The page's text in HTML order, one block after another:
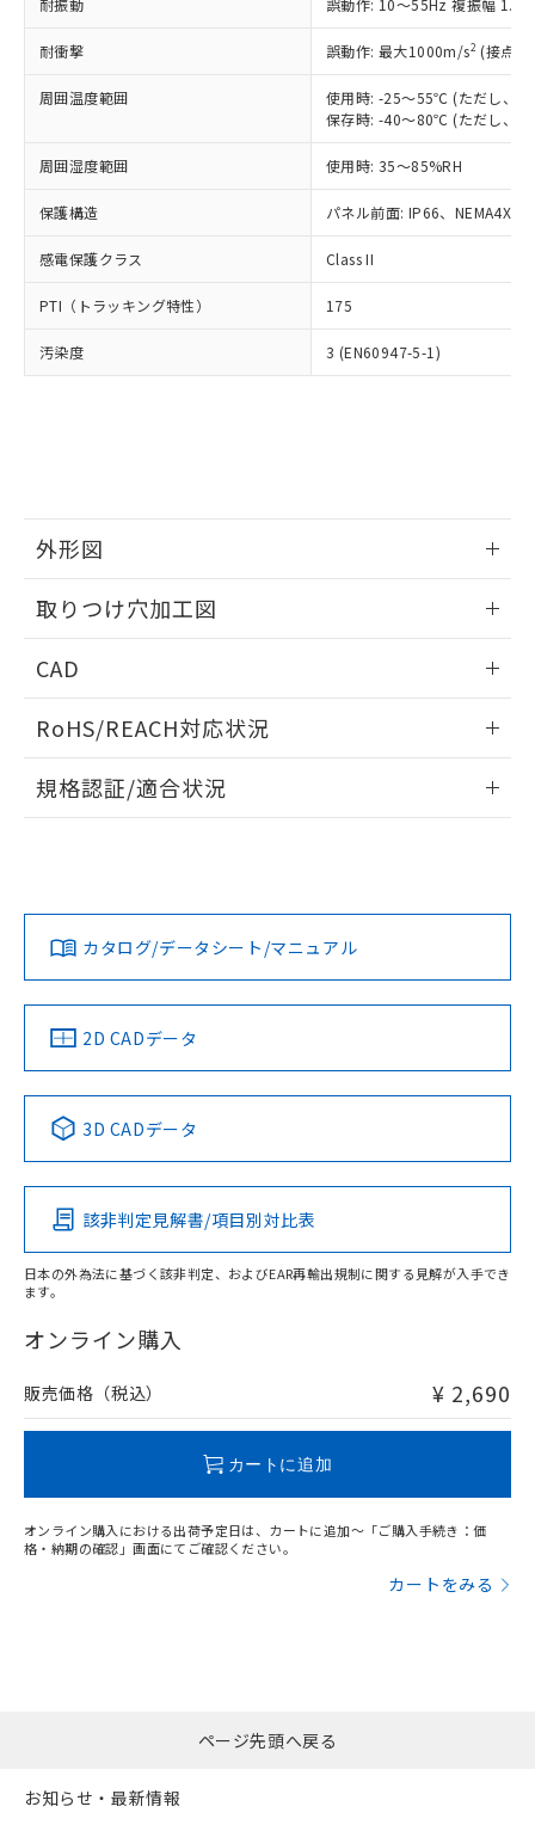
耐振動 誤動作: 10～55Hz 複振幅
耐衝撃 誤動作: 最大1000m/s2 (接点
周囲温度範囲
使用時: -25～55℃ (ただし、氷
保存時: -40～80℃ (ただし、氷
周囲湿度範囲 使用時: 35～85%RH
保護構造 パネル前面: IP66、NEMA4X,
感電保護クラス Class II
PTI（トラッキング特性） 175
汚染度 3 (EN60947-5-1)
外形図
取りつけ穴加工図
CAD
ドすることができます。
ログイン/会員登録
ダウンロードデータをご利用いただく前に、以下を必ずお読
みください。
ソフトウェアの使用条件
RoHS/REACH対応状況
EU RoHS 注意事項・凡例
対応済み
中国 RoHS 注意事項・凡例
Pb Hg Cd Cr(VI)
O
在庫等で未対応品が混在する可能性があります。
問い合わせください。
規格認証/適合状況
カタログ/データシート/マニュアル
2D CADデータ
3D CADデータ
該非判定見解書/項目別対比表
日本の外為法に基づく該非判定、およびEAR再輸出規制に関する見解が入手でき
ます。
オンライン購入
販売価格（税込） ¥ 2,690
カートに追加
オンライン購入における出荷予定日は、カートに追加～「ご購入手続き：価
格・納期の確認」画面にてご確認ください。
カートをみる
正式な納期状況および標準価格はお客
様のお取引先、またはお客様担当のオ
ムロン制御機器販売店・当社販売員に
オムロン制御機器販売店や当社販売拠
販売ネットワーク
」をご確認
在庫状況および標準価格結果を当社の
事前の承諾なく第三者に漏洩または開
示しないようお願いします。
マイパーツ機能（部品リスト作成サー
ビス）をご利用いただくには、I-Web
メンバーズにご登録されている必要が
お客様が当ウェブサイト上で当社にご
指します。
但し、RoHS指令で産業用監視および制御機器に対する
適用除外項目は除く。
フタル酸エステル類の４物質については閾値を超える意
図的な使用がないことを確認しています。
部品在庫の切り替え状況などにより、予定
月が前後することがあります。
※3 非含有証明書ダウンロード
51物質の非含有証明書（当社基準）
※本証明書は発行日時点で非含有を証明す
るもので、過去に遡って非含有を証明する
ものではありません。
また、RoHS指令のフタル酸エステル類４
欄に対応日を記載しておりました。
既に当社にて対応品への在庫切替を完了
していることから、特段のことがない限
り、2022年1月12日より割愛しておりま
す。
DBP(フタル酸ジブチル) : 1000ppm、 DIBP(フタル酸ジ
イソブチル) : 1000ppm、 BBP(フタル酸ブチルベンジ
DEHP(フタル酸ビス(2-エチルヘキシル)) : 1000ppm
準値以下であることを示します。
「10」：通常の使用状況下において有害物
質が外部に漏えいし、環境に深刻な影響を
及ぼさない年数を意味します。
「－」：未確認です。当社販売部門へお問
全に破砕するなど、違法に輸出されな
いよう必要な手段を講じます。
当社は貴社製品を、核兵器、ミサイ
ル、化学兵器、生物兵器またはその他
武器並びにこれらの製造装置等に一切
当社は、貴社製品を第三者に販売する
場合は、上記1、2および3の内容を当
該第三者に通知します。また当社は、
販売先および販売に係わる関係者が違
法に輸出するおそれがある場合は、取
り引きをいたしません。
一定数には満たないが在庫あり
－
在庫なし(最新の在庫状況につ
いては、お客様のお取引先、ま
たはお客様担当のオムロン制御
機器販売店・当社販売員にご確
空
受注生産機種、また在庫状況の
情報を公開していない機種
ページ先頭へ戻る
お知らせ・最新情報